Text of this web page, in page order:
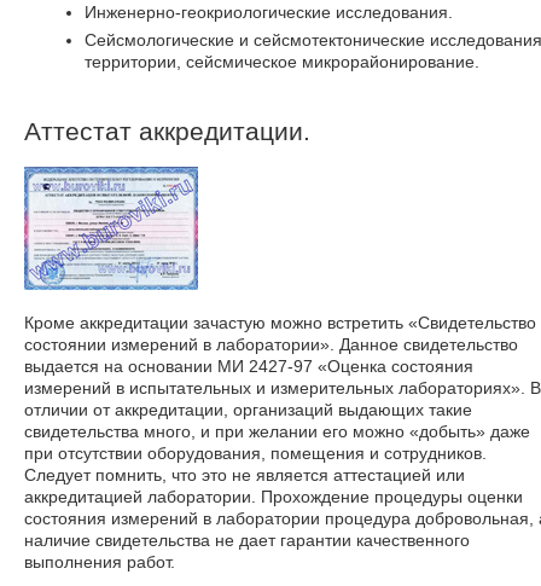
Инженерно-геокриологические исследования.
Сейсмологические и сейсмотектонические исследования
территории, сейсмическое микрорайонирование.
Аттестат аккредитации.
Кроме аккредитации зачастую можно встретить «Свидетельство
состоянии измерений в лаборатории». Данное свидетельство
выдается на основании МИ 2427-97 «Оценка состояния
измерений в испытательных и измерительных лабораториях». В
отличии от аккредитации, организаций выдающих такие
свидетельства много, и при желании его можно «добыть» даже
при отсутствии оборудования, помещения и сотрудников.
Следует помнить, что это не является аттестацией или
аккредитацией лаборатории. Прохождение процедуры оценки
состояния измерений в лаборатории процедура добровольная,
наличие свидетельства не дает гарантии качественного
выполнения работ.